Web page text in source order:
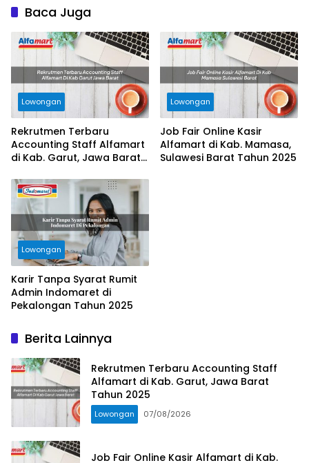
Baca Juga
Lowongan
Rekrutmen Terbaru
Accounting Staff Alfamart
di Kab. Garut, Jawa Barat
Lowongan
Job Fair Online Kasir
Alfamart di Kab. Mamasa,
Sulawesi Barat Tahun 2025
Lowongan
Karir Tanpa Syarat Rumit
Admin Indomaret di
Pekalongan Tahun 2025
Berita Lainnya
Rekrutmen Terbaru Accounting Staff
Alfamart di Kab. Garut, Jawa Barat
Tahun 2025
Lowongan 07/08/2026
Job Fair Online Kasir Alfamart di Kab.